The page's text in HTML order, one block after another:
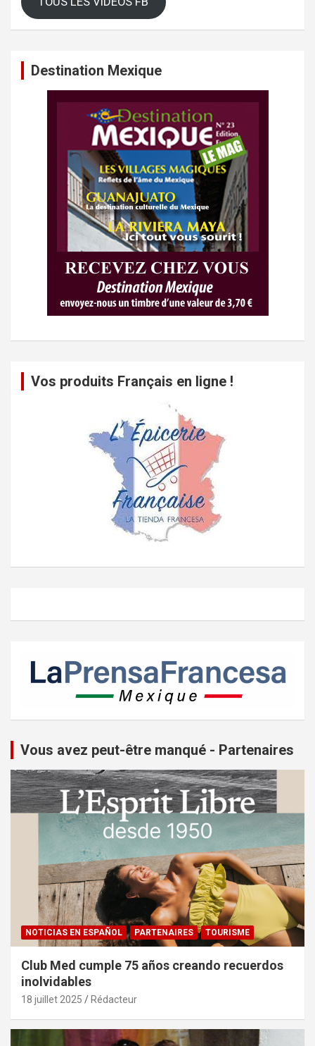
Destination Mexique
Vos produits Français en ligne !
Vous avez peut-être manqué - Partenaires
NOTICIAS EN ESPAÑOL PARTENAIRES TOURISME
Club Med cumple 75 años creando recuerdos
inolvidables
18 juillet 2025 Rédacteur